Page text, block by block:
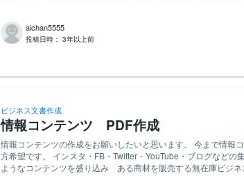
のポテンシャルを探りたいです。 既存顧客・上顧客宛なので、
調・内容ではなく、また、堅苦し過ぎない、通常の日常的な営業
aichan5555
投稿日時： 3年以上前
ビジネス文書作成
情報コンテンツ PDF作成
情報コンテンツの作成をお願いしたいと思います。 今まで情報コンテンツを作成したことのある
方希望です。 インスタ・FB・Twitter・YouTube・ブログなどの集客方法に熟知している方 上記の
ようなコンテンツを盛り込み ある商材を販売する無在庫ビジネスの情報を PDF